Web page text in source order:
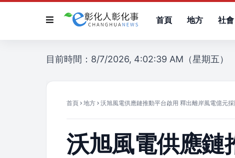
首頁 地方 社會
目前時間：8/7/2026, 4:02:39 AM（星期五）
首頁 地方 沃旭風電供應鏈推動平台啟用 釋出離岸風電億元
沃旭風電供應鏈